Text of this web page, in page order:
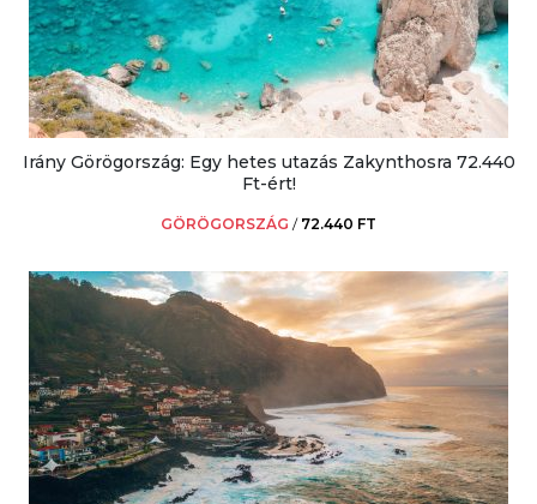
Irány Görögország: Egy hetes utazás Zakynthosra 72.440
Ft-ért!
GÖRÖGORSZÁG / 72.440 FT